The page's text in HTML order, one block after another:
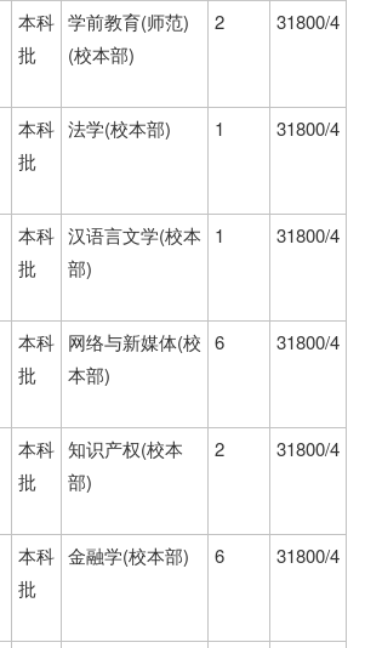
本科
批
学前教育(师范)
(校本部)
2 31800/4
本科
批
法学(校本部) 1 31800/4
本科
批
汉语言文学(校本
部)
1 31800/4
本科
批
网络与新媒体(校
本部)
6 31800/4
本科
批
知识产权(校本
部)
2 31800/4
本科
批
金融学(校本部) 6 31800/4